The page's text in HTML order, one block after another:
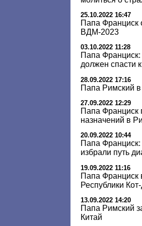
25.10.2022 16:47
Папа Франциск
ВДМ-2023
03.10.2022 11:28
Папа Франциск:
должен спасти
28.09.2022 17:16
Папа Римский
27.09.2022 12:29
Папа Франциск
назначений в
20.09.2022 10:44
Папа
избрали путь
19.09.2022 11:16
Папа Франциск
Республики
13.09.2022 14:20
Папа Римский
Китай